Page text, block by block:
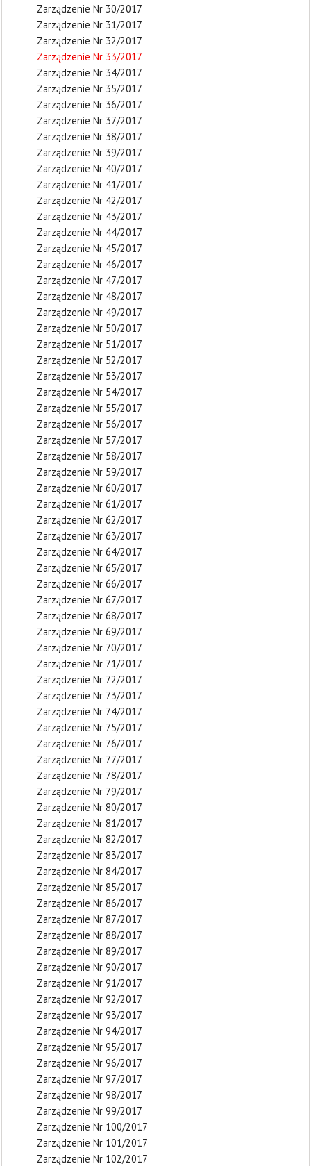
Zarządzenie Nr 30/2017
Zarządzenie Nr 31/2017
Zarządzenie Nr 32/2017
Zarządzenie Nr 33/2017
Zarządzenie Nr 34/2017
Zarządzenie Nr 35/2017
Zarządzenie Nr 36/2017
Zarządzenie Nr 37/2017
Zarządzenie Nr 38/2017
Zarządzenie Nr 39/2017
Zarządzenie Nr 40/2017
Zarządzenie Nr 41/2017
Zarządzenie Nr 42/2017
Zarządzenie Nr 43/2017
Zarządzenie Nr 44/2017
Zarządzenie Nr 45/2017
Zarządzenie Nr 46/2017
Zarządzenie Nr 47/2017
Zarządzenie Nr 48/2017
Zarządzenie Nr 49/2017
Zarządzenie Nr 50/2017
Zarządzenie Nr 51/2017
Zarządzenie Nr 52/2017
Zarządzenie Nr 53/2017
Zarządzenie Nr 54/2017
Zarządzenie Nr 55/2017
Zarządzenie Nr 56/2017
Zarządzenie Nr 57/2017
Zarządzenie Nr 58/2017
Zarządzenie Nr 59/2017
Zarządzenie Nr 60/2017
Zarządzenie Nr 61/2017
Zarządzenie Nr 62/2017
Zarządzenie Nr 63/2017
Zarządzenie Nr 64/2017
Zarządzenie Nr 65/2017
Zarządzenie Nr 66/2017
Zarządzenie Nr 67/2017
Zarządzenie Nr 68/2017
Zarządzenie Nr 69/2017
Zarządzenie Nr 70/2017
Zarządzenie Nr 71/2017
Zarządzenie Nr 72/2017
Zarządzenie Nr 73/2017
Zarządzenie Nr 74/2017
Zarządzenie Nr 75/2017
Zarządzenie Nr 76/2017
Zarządzenie Nr 77/2017
Zarządzenie Nr 78/2017
Zarządzenie Nr 79/2017
Zarządzenie Nr 80/2017
Zarządzenie Nr 81/2017
Zarządzenie Nr 82/2017
Zarządzenie Nr 83/2017
Zarządzenie Nr 84/2017
Zarządzenie Nr 85/2017
Zarządzenie Nr 86/2017
Zarządzenie Nr 87/2017
Zarządzenie Nr 88/2017
Zarządzenie Nr 89/2017
Zarządzenie Nr 90/2017
Zarządzenie Nr 91/2017
Zarządzenie Nr 92/2017
Zarządzenie Nr 93/2017
Zarządzenie Nr 94/2017
Zarządzenie Nr 95/2017
Zarządzenie Nr 96/2017
Zarządzenie Nr 97/2017
Zarządzenie Nr 98/2017
Zarządzenie Nr 99/2017
Zarządzenie Nr 100/2017
Zarządzenie Nr 101/2017
Zarządzenie Nr 102/2017